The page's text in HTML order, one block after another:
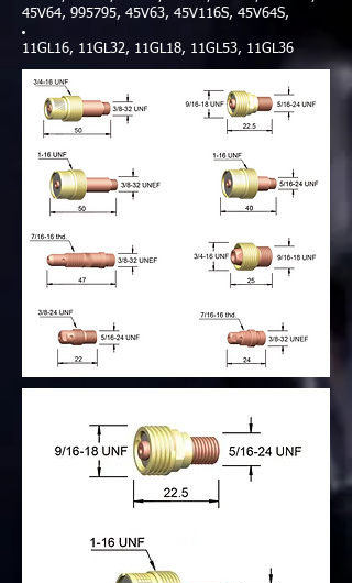
45V64, 995795, 45V63, 45V116S, 45V64S,
11GL16, 11GL32, 11GL18, 11GL53, 11GL36